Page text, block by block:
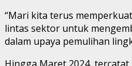
“Mari kita terus
lintas sektor untuk
dalam upaya pemulihan